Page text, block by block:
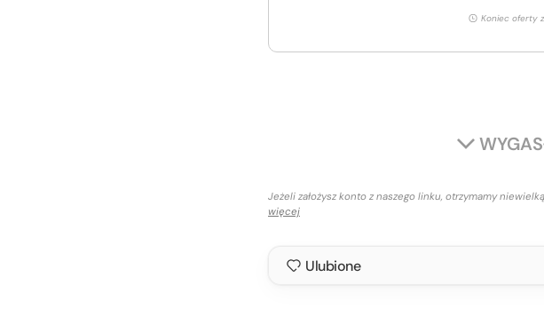
Koniec oferty
Jeżeli założysz konto z naszego linku, otrzymamy
więcej
Ulubione